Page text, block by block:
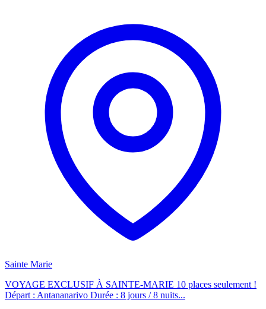
Sainte Marie
VOYAGE EXCLUSIF À SAINTE-MARIE 10 places seulement !
Départ : Antananarivo Durée : 8 jours / 8 nuits...